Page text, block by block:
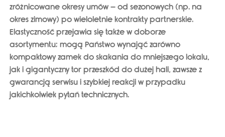
zróżnicowane okresy umów – od sezonowych (np. na
okres zimowy) po wieloletnie kontrakty partnerskie.
Elastyczność przejawia się także w doborze
asortymentu; mogą Państwo wynająć zarówno
kompaktowy zamek do skakania do mniejszego lokalu,
jak i gigantyczny tor przeszkód do dużej hali, zawsze z
gwarancją serwisu i szybkiej reakcji w przypadku
jakichkolwiek pytań technicznych.